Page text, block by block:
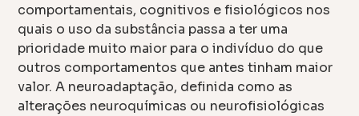
comportamentais, cognitivos e fisiológicos nos
quais o uso da substância passa a ter uma
prioridade muito maior para o indivíduo do que
outros comportamentos que antes tinham maior
valor. A neuroadaptação, definida como as
alterações neuroquímicas ou neurofisiológicas